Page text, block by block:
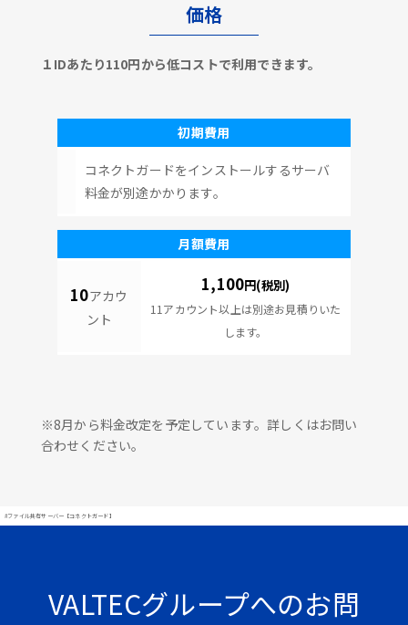
価格
１IDあたり110円から低コストで利用できます。
初期費用
コネクトガードをインストールするサーバ
料金が別途かかります。
月額費用
10アカウ
ント
1,100円(税別)
11アカウント以上は別途お見積りいた
します。
※8月から料金改定を予定しています。詳しくはお問い
合わせください。
#ファイル共有サーバー【コネクトガード】
VALTECグループへのお問